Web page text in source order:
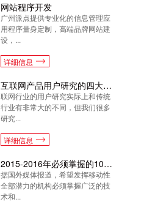
网站程序开发
广州派点提供专业化的信息管理应
用程序量身定制，高端品牌网站建
设，...
详细信息
互联网产品用户研究的四大误区
联网行业的用户研究实际上和传统
行业有非常大的不同，但我们很多
研究...
详细信息
2015-2016年必须掌握的10大移动技术
据国外媒体报道，希望发挥移动性
全部潜力的机构必须掌握广泛的技
术和...